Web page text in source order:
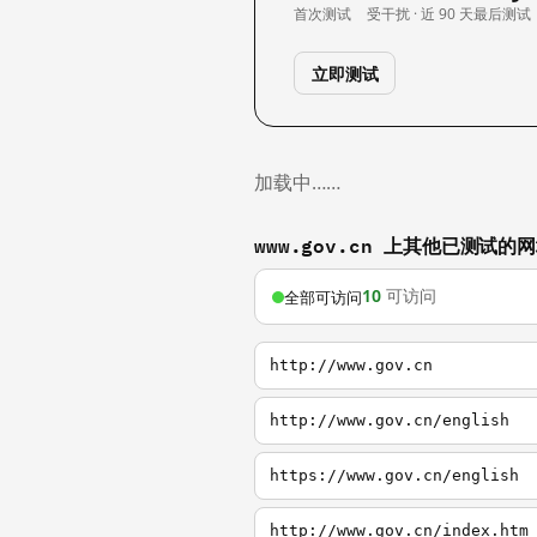
首次测试 受干扰 · 近 90 天最后测试
立即测试
加载中……
www.gov.cn 上其他已测试的
全部可访问10 可访问
http://www.gov.cn
http://www.gov.cn/english
https://www.gov.cn/english
http://www.gov.cn/index.htm